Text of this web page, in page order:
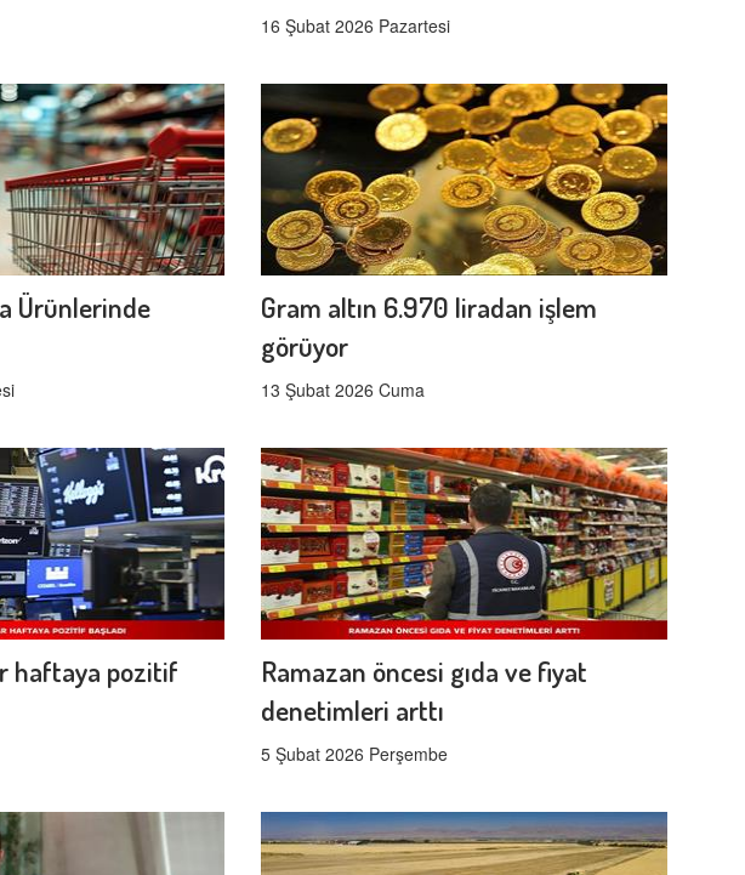
16 Şubat 2026 Pazartesi
Ürünlerinde
Gram altın 6.970 liradan işlem
görüyor
13 Şubat 2026 Cuma
haftaya pozitif
Ramazan öncesi gıda ve fiyat
denetimleri arttı
5 Şubat 2026 Perşembe